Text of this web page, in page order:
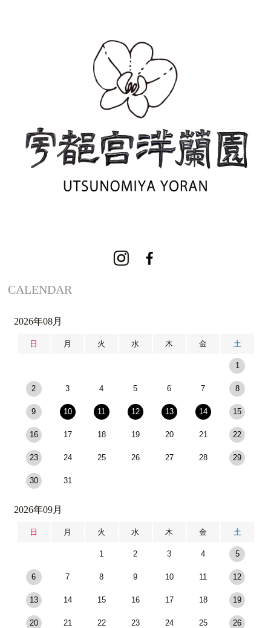
CALENDAR
2026年08月
日 月 火 水 木 金 土
1
2 3 4 5 6 7 8
9 10 11 12 13 14 15
16 17 18 19 20 21 22
23 24 25 26 27 28 29
30 31
2026年09月
日 月 火 水 木 金 土
1 2 3 4 5
6 7 8 9 10 11 12
13 14 15 16 17 18 19
20 21 22 23 24 25 26